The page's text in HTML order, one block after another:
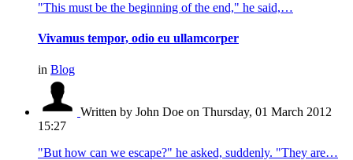
"This must be the beginning of the end," he said,…
Vivamus tempor, odio eu ullamcorper
in Blog
Written by John Doe on Thursday, 01 March 2012
15:27
"But how can we escape?" he asked, suddenly. "They are…